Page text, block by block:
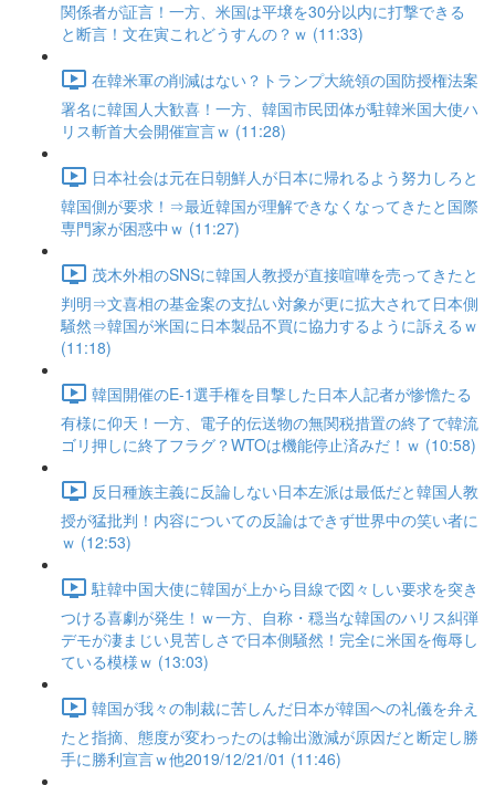
関係者が証言！一方、米国は平壌を30分以内に打撃できる
と断言！文在寅これどうすんの？ｗ (11:33)
在韓米軍の削減はない？トランプ大統領の国防授権法案
署名に韓国人大歓喜！一方、韓国市民団体が駐韓米国大使ハ
リス斬首大会開催宣言ｗ (11:28)
日本社会は元在日朝鮮人が日本に帰れるよう努力しろと
韓国側が要求！⇒最近韓国が理解できなくなってきたと国際
専門家が困惑中ｗ (11:27)
茂木外相のSNSに韓国人教授が直接喧嘩を売ってきたと
判明⇒文喜相の基金案の支払い対象が更に拡大されて日本側
騒然⇒韓国が米国に日本製品不買に協力するように訴えるｗ
(11:18)
韓国開催のE-1選手権を目撃した日本人記者が惨憺たる
有様に仰天！一方、電子的伝送物の無関税措置の終了で韓流
ゴリ押しに終了フラグ？WTOは機能停止済みだ！ｗ (10:58)
反日種族主義に反論しない日本左派は最低だと韓国人教
授が猛批判！内容についての反論はできず世界中の笑い者に
ｗ (12:53)
駐韓中国大使に韓国が上から目線で図々しい要求を突き
つける喜劇が発生！ｗ一方、自称・穏当な韓国のハリス糾弾
デモが凄まじい見苦しさで日本側騒然！完全に米国を侮辱し
ている模様ｗ (13:03)
韓国が我々の制裁に苦しんだ日本が韓国への礼儀を弁え
たと指摘、態度が変わったのは輸出激減が原因だと断定し勝
手に勝利宣言ｗ他2019/12/21/01 (11:46)